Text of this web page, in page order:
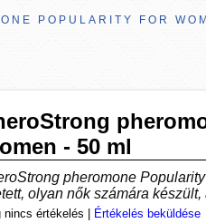
POPULARITY FOR
- 50 ml
pheromone
olyan nők számára
nincs értékelés Értékelés beküldése